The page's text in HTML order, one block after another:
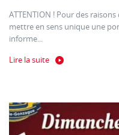
ATTENTION ! Pour des
mettre en sens unique une
informe...
Lire la suite